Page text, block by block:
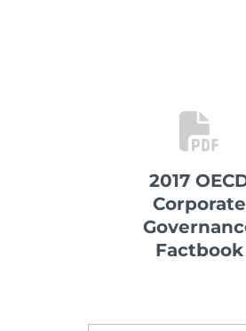
2017
Corporate
Factbook